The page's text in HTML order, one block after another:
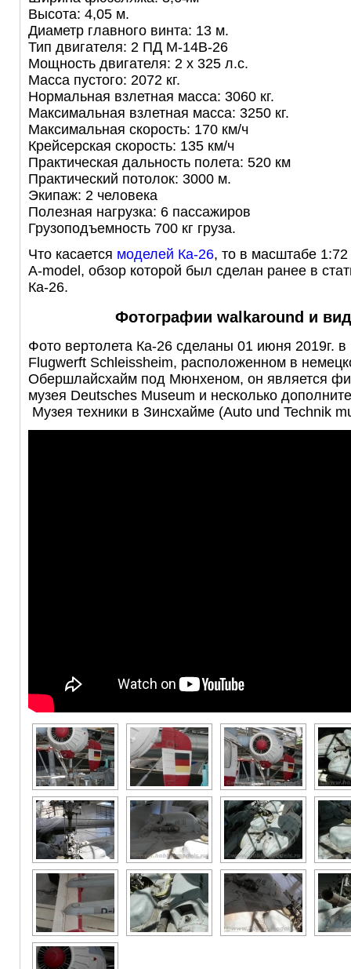
Высота: 4,05 м.
Диаметр главного винта: 13 м.
Тип двигателя: 2 ПД М-14В-26
Мощность двигателя: 2 х 325 л.с.
Масса пустого: 2072 кг.
Нормальная взлетная масса: 3060 кг.
Максимальная взлетная масса: 3250 кг.
Максимальная скорость: 170 км/ч
Крейсерская скорость: 135 км/ч
Практическая дальность полета: 520 км
Практический потолок: 3000 м.
Экипаж: 2 человека
Полезная нагрузка: 6 пассажиров
Грузоподъемность 700 кг груза.
Что касается моделей Ка-26, то в масштабе
A-model, обзор которой был сделан ранее в
Ка-26.
Фотографии walkaround и
Фото вертолета Ка-26 сделаны 01 июня 2019г.
Flugwerft Schleissheim, расположенном в
Обершлайсхайм под Мюнхеном, он является
музея Deutsches Museum и несколько
Музея техники в Зинсхайме (Auto und Technik